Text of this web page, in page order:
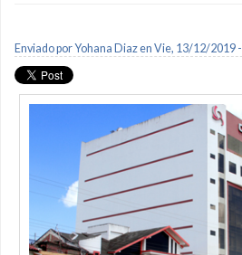
Enviado porYohana Diazen Vie, 13/12/2019